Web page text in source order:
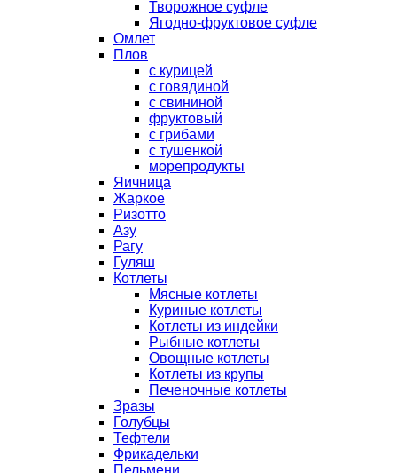
Творожное суфле
Ягодно-фруктовое суфле
Омлет
Плов
с курицей
с говядиной
с свининой
фруктовый
с грибами
с тушенкой
морепродукты
Яичница
Жаркое
Ризотто
Азу
Рагу
Гуляш
Котлеты
Мясные котлеты
Куриные котлеты
Котлеты из индейки
Рыбные котлеты
Овощные котлеты
Котлеты из крупы
Печеночные котлеты
Зразы
Голубцы
Тефтели
Фрикадельки
Пельмени